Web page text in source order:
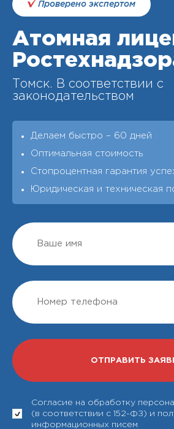
Проверено экспертом
Атомная
Томск. В соответствии с
законодательством
Делаем быстро – 60 дней
Оптимальная стоимость
Стопроцентная гарантия
Юридическая и техническая
Согласие на обработку
(в соответствии с 152-ФЗ) и
информационных писем